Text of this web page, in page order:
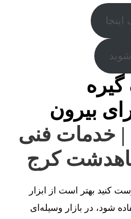
شوید
بیرون
| خدمات فنی
کرج
کنید بهتر است از ابزار
شود، در بازار وسیله‌ای